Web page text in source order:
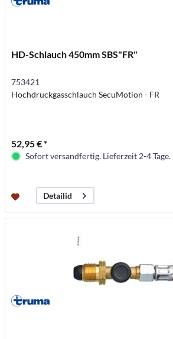
HD-Schlauch 450mm SBS"FR"
753421
Hochdruckgasschlauch SecuMotion - FR
52,95 € *
Sofort versandfertig. Lieferzeit 2-4 Tage.
Detailid